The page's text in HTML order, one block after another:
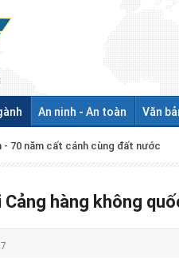
An ninh - An toàn Văn
- 70 năm cất cánh cùng đất nước
hàng không